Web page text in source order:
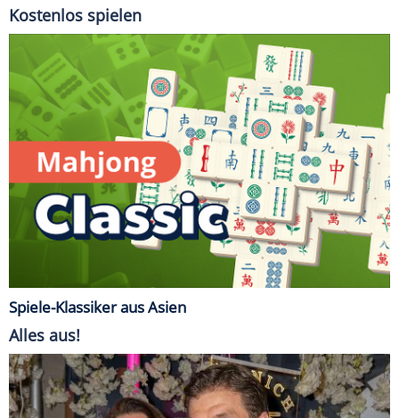
Kostenlos spielen
Spiele-Klassiker aus Asien
Alles aus!